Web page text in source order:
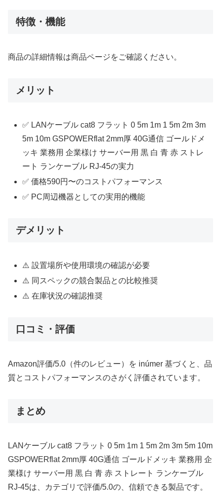
特徴・機能
商品の詳細情報は商品ページをご確認ください。
メリット
✅ LANケーブル cat8 フラット 0 5m 1m 1 5m 2m 3m
5m 10m GSPOWERflat 2mm厚 40G通信 ゴールドメ
ッキ 業務用 企業様け サーバー用 黒 白 青 赤 ストレ
ート ランケーブル RJ-45の実力
✅ 価格590円〜のコストパフォーマンス
✅ PC周辺機器としての実用的機能
デメリット
⚠️ 設置場所や使用環境の確認が必要
⚠️ 同スペックの競合製品との比較推奨
⚠️ 在庫状況の確認推奨
口コミ・評価
Amazon評価/5.0（件のレビュー）を inúmer 基づくと、品
質とコストパフォーマンスのさがく評価されています。
まとめ
LANケーブル cat8 フラット 0 5m 1m 1 5m 2m 3m 5m 10m
GSPOWERflat 2mm厚 40G通信 ゴールドメッキ 業務用 企
業様け サーバー用 黒 白 青 赤 ストレート ランケーブル
RJ-45は、カテゴリで評価/5.0の、信頼できる製品です。